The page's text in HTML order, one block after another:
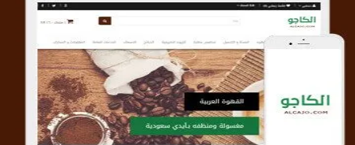
تصميم متجر الكاجو
التفاصيل